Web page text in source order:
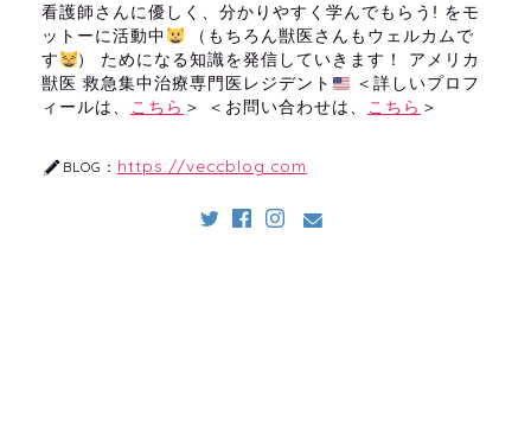
看護師さんに優しく、分かりやすく学んでもらう! をモ
ットーに活動中
（もちろん獣医さんもウェルカムで
す
） ためになる知識を発信していきます！ アメリカ
獣医 救急集中治療専門医レジデント
＜詳しいプロフ
ィールは、 こちら ＞ ＜お問い合わせは、 こちら ＞
BLOG： https://veccblog.com